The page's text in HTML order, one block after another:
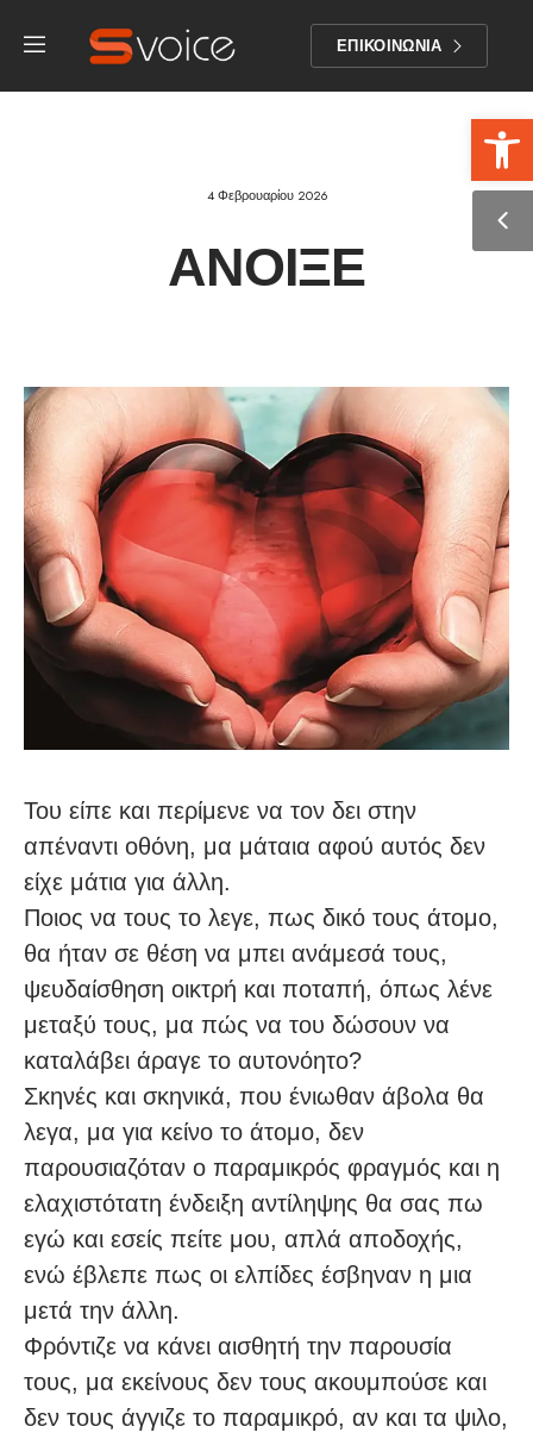
ΕΠΙΚΟΙΝΩΝΙΑ
4 Φεβρουαρίου 2026
ΆΝΟΙΞΕ
Του είπε και περίμενε να τον δει στην
απέναντι οθόνη, μα μάταια αφού αυτός δεν
είχε μάτια για άλλη.
Ποιος να τους το λεγε, πως δικό τους άτομο,
θα ήταν σε θέση να μπει ανάμεσά τους,
ψευδαίσθηση οικτρή και ποταπή, όπως λένε
μεταξύ τους, μα πώς να του δώσουν να
καταλάβει άραγε το αυτονόητο?
Σκηνές και σκηνικά, που ένιωθαν άβολα θα
λεγα, μα για κείνο το άτομο, δεν
παρουσιαζόταν ο παραμικρός φραγμός και η
ελαχιστότατη ένδειξη αντίληψης θα σας πω
εγώ και εσείς πείτε μου, απλά αποδοχής,
ενώ έβλεπε πως οι ελπίδες έσβηναν η μια
μετά την άλλη.
Φρόντιζε να κάνει αισθητή την παρουσία
τους, μα εκείνους δεν τους ακουμπούσε και
δεν τους άγγιζε το παραμικρό, αν και τα ψιλο,